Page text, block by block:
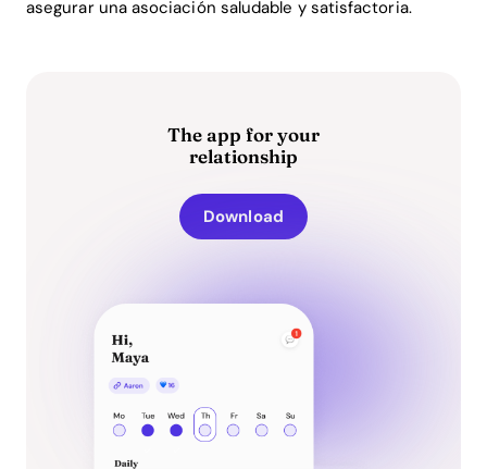
asegurar una asociación saludable y satisfactoria.
The app for your
relationship
Download